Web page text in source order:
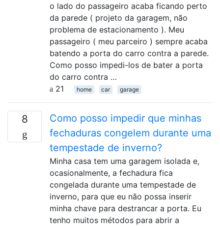
o lado do passageiro acaba ficando perto
da parede ( projeto da garagem, não
problema de estacionamento ). Meu
passageiro ( meu parceiro ) sempre acaba
batendo a porta do carro contra a parede.
Como posso impedi-los de bater a porta
do carro contra …
21
home car garage
8
Como posso impedir que minhas
fechaduras congelem durante uma
tempestade de inverno?
Minha casa tem uma garagem isolada e,
ocasionalmente, a fechadura fica
congelada durante uma tempestade de
inverno, para que eu não possa inserir
minha chave para destrancar a porta. Eu
tenho muitos métodos para abrir a